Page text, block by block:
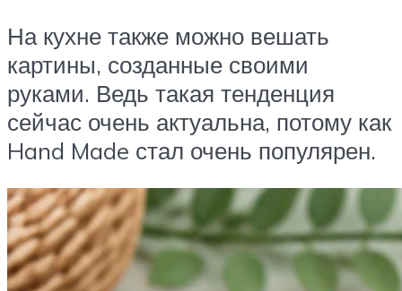
На кухне также можно вешать
картины, созданные своими
руками. Ведь такая тенденция
сейчас очень актуальна, потому как
Hand Made стал очень популярен.